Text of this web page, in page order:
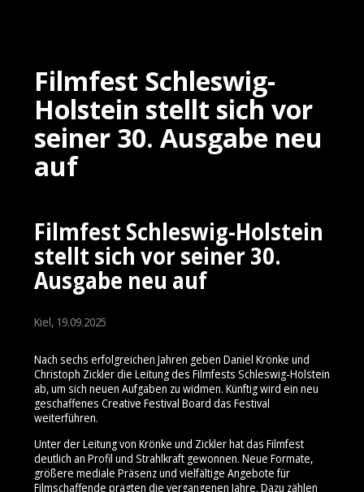
Filmfest Schleswig-
Holstein stellt sich vor
seiner 30. Ausgabe neu
auf
Filmfest Schleswig-Holstein
stellt sich vor seiner 30.
Ausgabe neu auf
Kiel, 19.09.2025
Nach sechs erfolgreichen Jahren geben Daniel Krönke und
Christoph Zickler die Leitung des Filmfests Schleswig-Holstein
ab, um sich neuen Aufgaben zu widmen. Künftig wird ein neu
geschaffenes Creative Festival Board das Festival
weiterführen.
Unter der Leitung von Krönke und Zickler hat das Filmfest
deutlich an Profil und Strahlkraft gewonnen. Neue Formate,
größere mediale Präsenz und vielfältige Angebote für
Filmschaffende prägten die vergangenen Jahre. Dazu zählen